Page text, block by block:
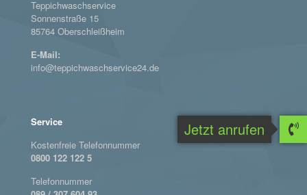
Teppichwaschservice
Sonnenstraße 15
85764 Oberschleißheim
E-Mail:
info@teppichwaschservice24.de
Service
Kostenfreie Telefonnummer
0800 122 122 5
Telefonnummer
Jetzt anrufen